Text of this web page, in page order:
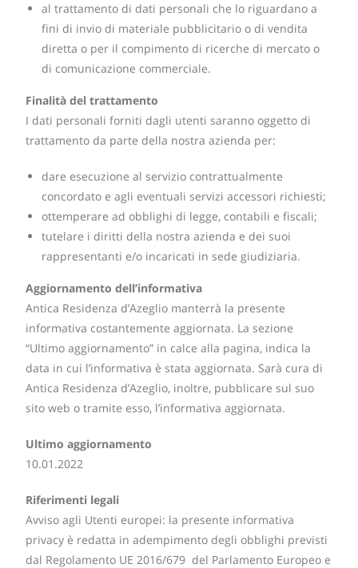
al trattamento di dati personali che lo riguardano a
fini di invio di materiale pubblicitario o di vendita
diretta o per il compimento di ricerche di mercato o
di comunicazione commerciale.
Finalità del trattamento
I dati personali forniti dagli utenti saranno oggetto di
trattamento da parte della nostra azienda per:
dare esecuzione al servizio contrattualmente
concordato e agli eventuali servizi accessori richiesti;
ottemperare ad obblighi di legge, contabili e fiscali;
tutelare i diritti della nostra azienda e dei suoi
rappresentanti e/o incaricati in sede giudiziaria.
Aggiornamento dell’informativa
Antica Residenza d’Azeglio manterrà la presente
informativa costantemente aggiornata. La sezione
“Ultimo aggiornamento” in calce alla pagina, indica la
data in cui l’informativa è stata aggiornata. Sarà cura di
Antica Residenza d’Azeglio, inoltre, pubblicare sul suo
sito web o tramite esso, l’informativa aggiornata.
Ultimo aggiornamento
10.01.2022
Riferimenti legali
Avviso agli Utenti europei: la presente informativa
privacy è redatta in adempimento degli obblighi previsti
dal Regolamento UE 2016/679 del Parlamento Europeo e